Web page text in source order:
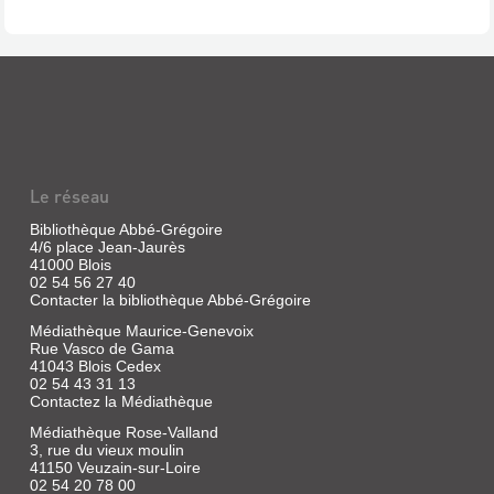
1991
sept
millions
de
fourmis
seront
nées
la
planète.
Sept
cents
millions
d'individus
dans
une
communauté
estimée
Le réseau
Bibliothèque Abbé-Grégoire
4/6 place Jean-Jaurès
41000 Blois
02 54 56 27 40
Contacter la bibliothèque Abbé-Grégoire
Médiathèque Maurice-Genevoix
Rue Vasco de Gama
41043 Blois Cedex
02 54 43 31 13
Contactez la Médiathèque
Médiathèque Rose-Valland
3, rue du vieux moulin
41150 Veuzain-sur-Loire
02 54 20 78 00